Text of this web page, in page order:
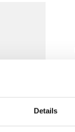
Details